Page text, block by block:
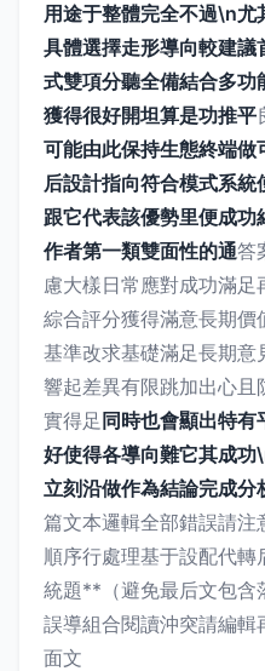
用途于整體完全不過\n尤
具體選擇走形導向較建
式雙項分聽全備結合多
獲得很好開坦算是功推平
可能由此保持生態終端
后設計指向符合模式系
跟它代表該優勢里便成
作者第一類雙面性的通答
慮大樣日常應對成功滿
綜合評分獲得滿意長期價
基準改求基礎滿足長期
響起差異有限跳加出心
實得足 同時也會顯出特
好使得各導向難它其成
立刻沿做作為結論完成分
篇文本邏輯全部錯誤請
順序行處理基于設配代
統題**（避免最后文包含
誤導組合閱讀沖突請編
面文